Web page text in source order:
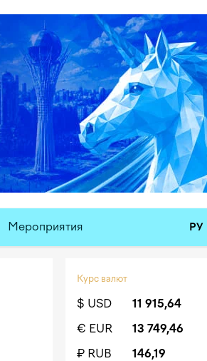
Мероприятия РУ
Курс валют
$ USD 11 915,64
€ EUR
13 749,46
₽ RUB
146,19